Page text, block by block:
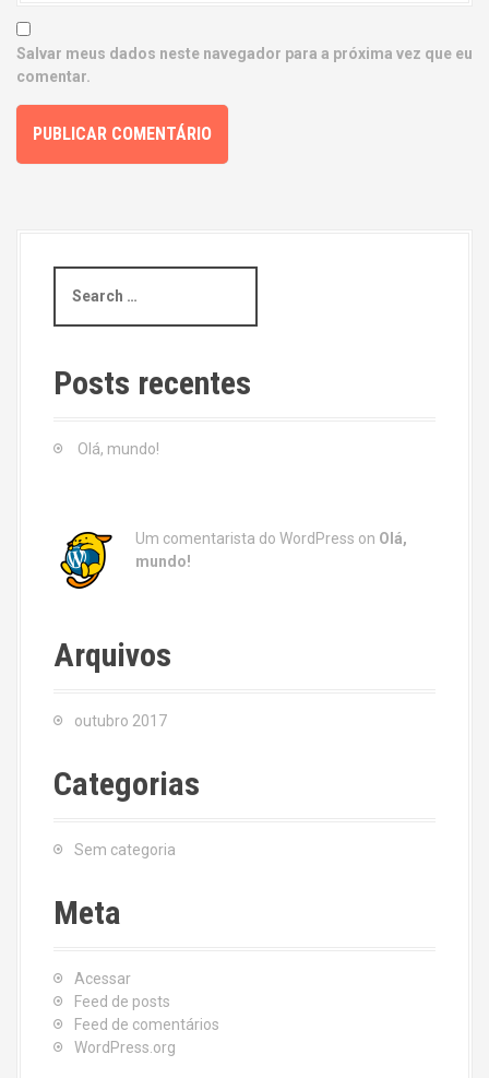
Salvar meus dados neste navegador para a próxima vez que eu
comentar.
a
c
h
Posts recentes
Olá, mundo!
Um comentarista do WordPress on Olá,
mundo!
Arquivos
outubro 2017
Categorias
Sem categoria
Meta
Acessar
Feed de posts
Feed de comentários
WordPress.org